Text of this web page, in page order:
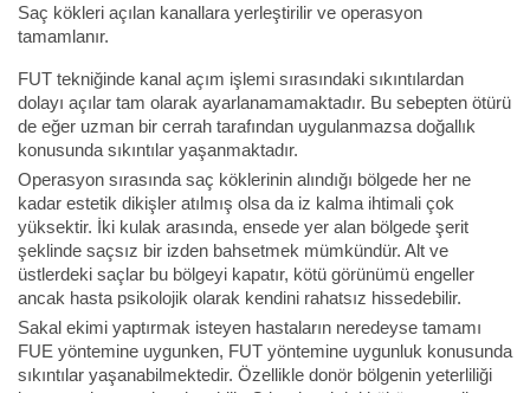
Saç kökleri açılan kanallara yerleştirilir ve operasyon
tamamlanır.
FUT tekniğinde kanal açım işlemi sırasındaki sıkıntılardan
dolayı açılar tam olarak ayarlanamamaktadır. Bu sebepten ötürü
de eğer uzman bir cerrah tarafından uygulanmazsa doğallık
konusunda sıkıntılar yaşanmaktadır.
Operasyon sırasında saç köklerinin alındığı bölgede her ne
kadar estetik dikişler atılmış olsa da iz kalma ihtimali çok
yüksektir. İki kulak arasında, ensede yer alan bölgede şerit
şeklinde saçsız bir izden bahsetmek mümkündür. Alt ve
üstlerdeki saçlar bu bölgeyi kapatır, kötü görünümü engeller
ancak hasta psikolojik olarak kendini rahatsız hissedebilir.
Sakal ekimi yaptırmak isteyen hastaların neredeyse tamamı
FUE yöntemine uygunken, FUT yöntemine uygunluk konusunda
sıkıntılar yaşanabilmektedir. Özellikle donör bölgenin yeterliliği